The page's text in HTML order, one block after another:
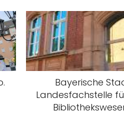
Bayerische
Landesfachstelle